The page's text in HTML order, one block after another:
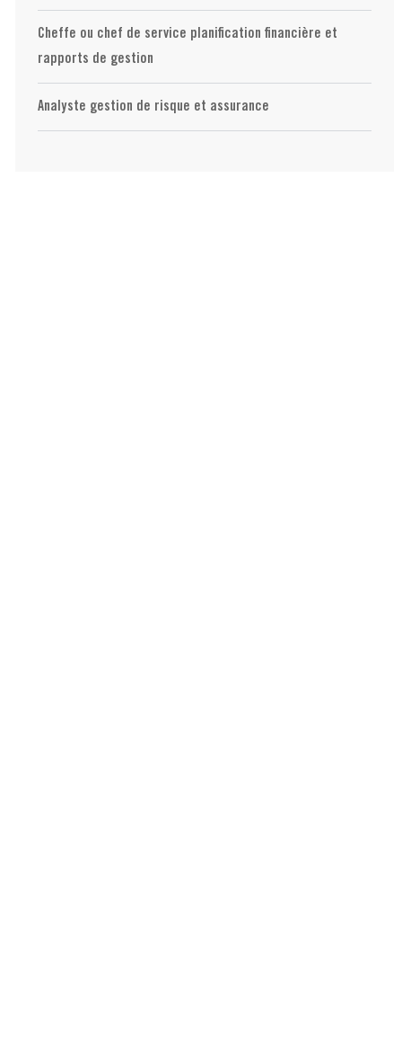
Cheffe ou chef de service planification financière et
rapports de gestion
Analyste gestion de risque et assurance